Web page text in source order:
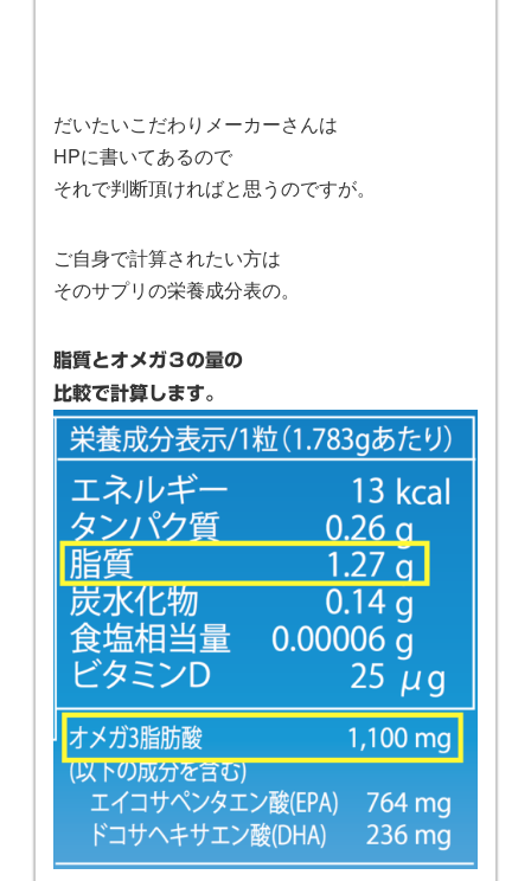
だいたいこだわりメーカーさんは
HPに書いてあるので
それで判断頂ければと思うのですが。
ご自身で計算されたい方は
そのサプリの栄養成分表の。
脂質とオメガ３の量の
比較で計算します。